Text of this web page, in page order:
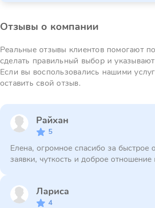
Отзывы о компании
Реальные отзывы клиентов помогают
сделать правильный выбор и
Если вы воспользовались нашими
оставить свой отзыв.
Райхан
5
Елена, огромное спасибо за быстрое
заявки, чуткость и доброе отношение
Лариса
4